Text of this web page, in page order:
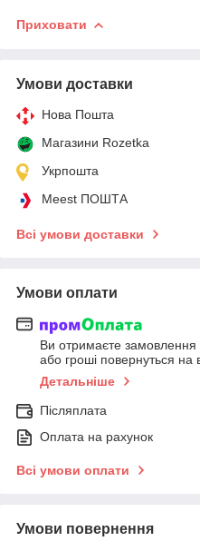
Приховати
Умови доставки
Нова Пошта
Магазини Rozetka
Укрпошта
Meest ПОШТА
Всі умови доставки
Умови оплати
Ви отримаєте замовлення
або гроші повернуться на
Детальніше
Післяплата
Оплата на рахунок
Всі умови оплати
Умови повернення